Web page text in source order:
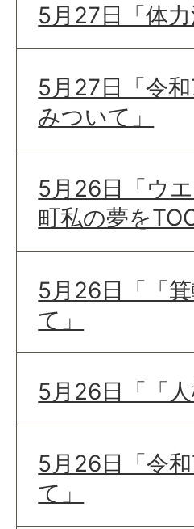
5月27日「体
5月27日「令
みついて」
5月26日「ウ
町私の夢を
5月26日「「
て」
5月26日「「
5月26日「令
て」